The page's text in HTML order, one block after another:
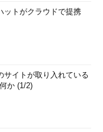
ットがクラウドで提携
サイトが取り入れている
か (1/2)